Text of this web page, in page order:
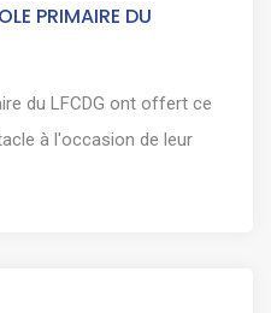
PRIMAIRE DU
du LFCDG ont offert ce
à l'occasion de leur